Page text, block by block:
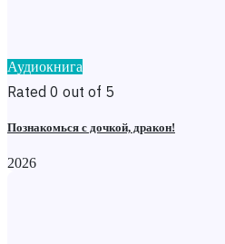
Аудиокнига
Rated 0 out of 5
Познакомься с дочкой, дракон!
2026